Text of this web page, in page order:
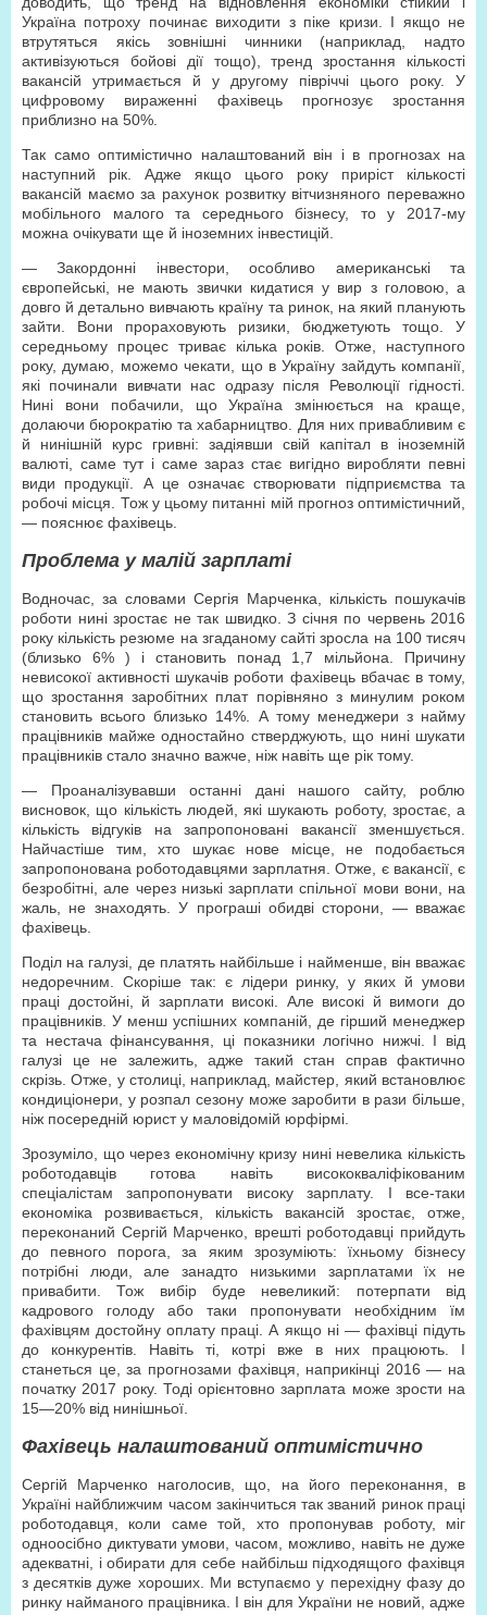
Україна потроху починає виходити з піке кризи. І якщо не
втрутяться якісь зовнішні чинники (наприклад, надто
активізуються бойові дії тощо), тренд зростання кількості
вакансій утримається й у другому півріччі цього року. У
цифровому вираженні фахівець прогнозує зростання
приблизно на 50%.
Так само оптимістично налаштований він і в прогнозах на
наступний рік. Адже якщо цього року приріст кількості
вакансій маємо за рахунок розвитку вітчизняного переважно
мобільного малого та середнього бізнесу, то у 2017-му
можна очікувати ще й іноземних інвестицій.
— Закордонні інвестори, особливо американські та
європейські, не мають звички кидатися у вир з головою, а
довго й детально вивчають країну та ринок, на який планують
зайти. Вони прораховують ризики, бюджетують тощо. У
середньому процес триває кілька років. Отже, наступного
року, думаю, можемо чекати, що в Україну зайдуть компанії,
які починали вивчати нас одразу після Революції гідності.
Нині вони побачили, що Україна змінюється на краще,
долаючи бюрократію та хабарництво. Для них привабливим є
й нинішній курс гривні: задіявши свій капітал в іноземній
валюті, саме тут і саме зараз стає вигідно виробляти певні
види продукції. А це означає створювати підприємства та
робочі місця. Тож у цьому питанні мій прогноз оптимістичний,
— пояснює фахівець.
Проблема у малій зарплаті
Водночас, за словами Сергія Марченка, кількість пошукачів
роботи нині зростає не так швидко. З січня по червень 2016
року кількість резюме на згаданому сайті зросла на 100 тисяч
(близько 6% ) і становить понад 1,7 мільйона. Причину
невисокої активності шукачів роботи фахівець вбачає в тому,
що зростання заробітних плат порівняно з минулим роком
становить всього близько 14%. А тому менеджери з найму
працівників майже одностайно стверджують, що нині шукати
працівників стало значно важче, ніж навіть ще рік тому.
— Проаналізувавши останні дані нашого сайту, роблю
висновок, що кількість людей, які шукають роботу, зростає, а
кількість відгуків на запропоновані вакансії зменшується.
Найчастіше тим, хто шукає нове місце, не подобається
запропонована роботодавцями зарплатня. Отже, є вакансії, є
безробітні, але через низькі зарплати спільної мови вони, на
жаль, не знаходять. У програші обидві сторони, — вважає
фахівець.
Поділ на галузі, де платять найбільше і найменше, він вважає
недоречним. Скоріше так: є лідери ринку, у яких й умови
праці достойні, й зарплати високі. Але високі й вимоги до
працівників. У менш успішних компаній, де гірший менеджер
та нестача фінансування, ці показники логічно нижчі. І від
галузі це не залежить, адже такий стан справ фактично
скрізь. Отже, у столиці, наприклад, майстер, який встановлює
кондиціонери, у розпал сезону може заробити в рази більше,
ніж посередній юрист у маловідомій юрфірмі.
Зрозуміло, що через економічну кризу нині невелика кількість
роботодавців готова навіть висококваліфікованим
спеціалістам запропонувати високу зарплату. І все-таки
економіка розвивається, кількість вакансій зростає, отже,
переконаний Сергій Марченко, врешті роботодавці прийдуть
до певного порога, за яким зрозуміють: їхньому бізнесу
потрібні люди, але занадто низькими зарплатами їх не
привабити. Тож вибір буде невеликий: потерпати від
кадрового голоду або таки пропонувати необхідним їм
фахівцям достойну оплату праці. А якщо ні — фахівці підуть
до конкурентів. Навіть ті, котрі вже в них працюють. І
станеться це, за прогнозами фахівця, наприкінці 2016 — на
початку 2017 року. Тоді орієнтовно зарплата може зрости на
15—20% від нинішньої.
Фахівець налаштований оптимістично
Сергій Марченко наголосив, що, на його переконання, в
Україні найближчим часом закінчиться так званий ринок праці
роботодавця, коли саме той, хто пропонував роботу, міг
одноосібно диктувати умови, часом, можливо, навіть не дуже
адекватні, і обирати для себе найбільш підходящого фахівця
з десятків дуже хороших. Ми вступаємо у перехідну фазу до
ринку найманого працівника. І він для України не новий, адже